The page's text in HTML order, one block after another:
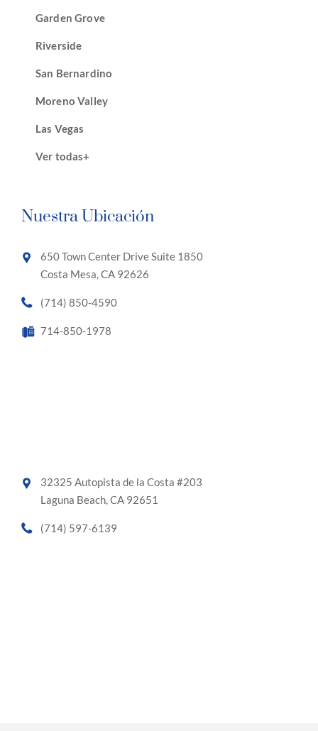
Garden Grove
Riverside
San Bernardino
Moreno Valley
Las Vegas
Ver todas+
Nuestra Ubicación
650 Town Center Drive Suite 1850
Costa Mesa, CA 92626
(714) 850-4590
714-850-1978
32325 Autopista de la Costa #203
Laguna Beach, CA 92651
(714) 597-6139